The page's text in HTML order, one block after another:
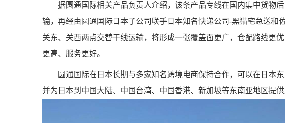
据圆通国际相关产品负责人介绍，该条产品专线在国内集中货物
输，再经由圆通国际日本子公司联手日本知名快递公司-黑猫宅急送和
关东、关西两点交替干线运输，将形成一张覆盖面更广，仓配路线更
更高、服务更好。
圆通国际在日本长期与多家知名跨境电商保持合作，可以在日本
并为日本到中国大陆、中国台湾、中国香港、新加坡等东南亚地区提供